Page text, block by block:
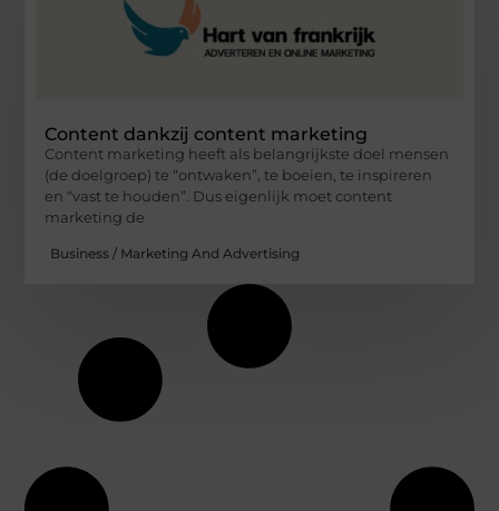
Content dankzij content marketing
Content marketing heeft als belangrijkste doel mensen
(de doelgroep) te “ontwaken”, te boeien, te inspireren
en “vast te houden”. Dus eigenlijk moet content
marketing de
Business / Marketing And Advertising